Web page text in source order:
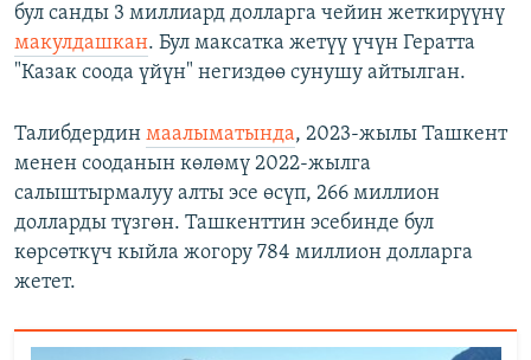
бул санды 3 миллиард долларга чейин жеткирүүнү
макулдашкан. Бул максатка жетүү үчүн Гератта
"Казак соода үйүн" негиздөө сунушу айтылган.
Талибдердин маалыматында, 2023-жылы Ташкент
менен сооданын көлөмү 2022-жылга
салыштырмалуу алты эсе өсүп, 266 миллион
долларды түзгөн. Ташкенттин эсебинде бул
көрсөткүч кыйла жогору 784 миллион долларга
жетет.